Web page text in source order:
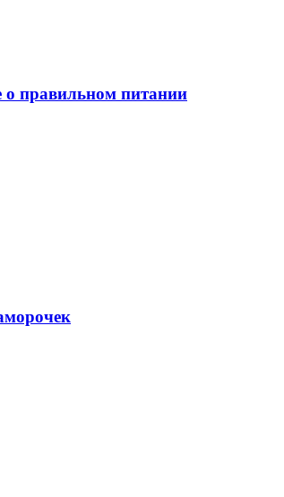
правильном питании